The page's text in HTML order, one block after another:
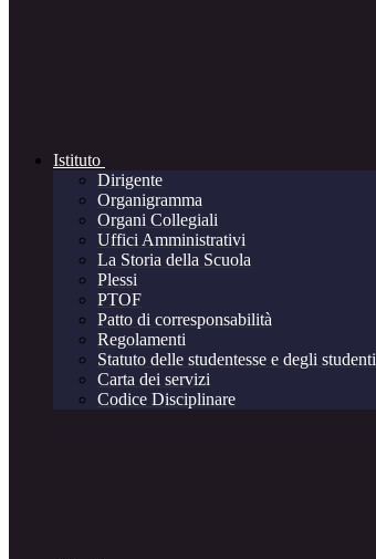
Istituto
Dirigente
Organigramma
Organi Collegiali
Uffici Amministrativi
La Storia della Scuola
Plessi
PTOF
Patto di corresponsabilità
Regolamenti
Statuto delle studentesse e degli studenti
Carta dei servizi
Codice Disciplinare